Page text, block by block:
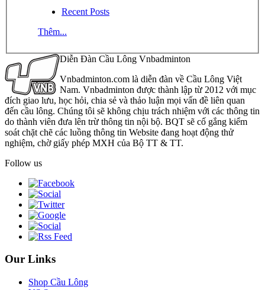
Recent Posts
Thêm...
Diễn Đàn Cầu Lông Vnbadminton
Vnbadminton.com là diễn đàn về Cầu Lông Việt
Nam. Vnbadminton được thành lập từ 2012 với mục
đích giao lưu, học hỏi, chia sẻ và thảo luận mọi vấn đề liên quan
đến cầu lông. Chúng tôi sẽ không chịu trách nhiệm với các thông tin
do thành viên đưa lên trừ thông tin nội bộ. BQT sẽ cố gắng kiểm
soát chặt chẽ các luồng thông tin Website đang hoạt động thử
nghiệm, chờ giấy phép MXH của Bộ TT & TT.
Follow us
Our Links
Shop Cầu Lông